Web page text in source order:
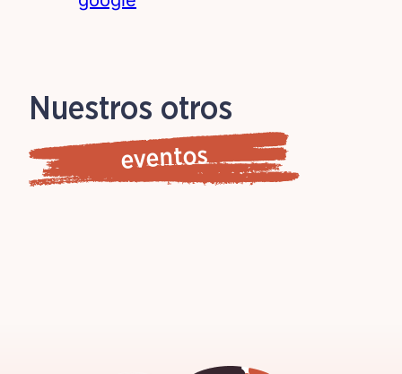
Nuestros otros
eventos